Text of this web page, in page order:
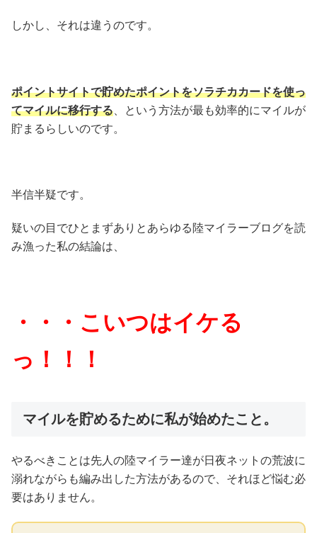
しかし、それは違うのです。
ポイントサイトで貯めたポイントをソラチカカードを使っ
てマイルに移行する 、という方法が最も効率的にマイルが
貯まるらしいのです。
半信半疑です。
疑いの目でひとまずありとあらゆる陸マイラーブログを読
み漁った私の結論は、
・・・こいつはイケる
っ！！！
マイルを貯めるために私が始めたこと。
やるべきことは先人の陸マイラー達が日夜ネットの荒波に
溺れながらも編み出した方法があるので、それほど悩む必
要はありません。